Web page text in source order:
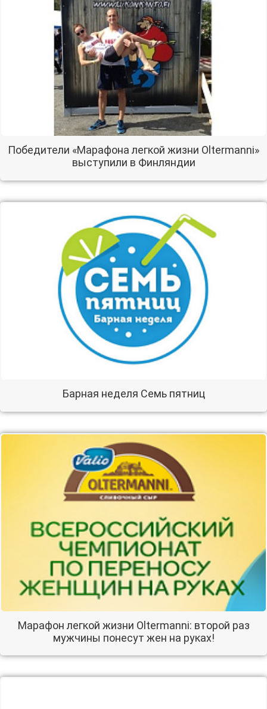
Победители «Марафона легкой жизни Oltermanni»
выступили в Финляндии
Барная неделя Семь пятниц
Марафон легкой жизни Oltermanni: второй раз
мужчины понесут жен на руках!